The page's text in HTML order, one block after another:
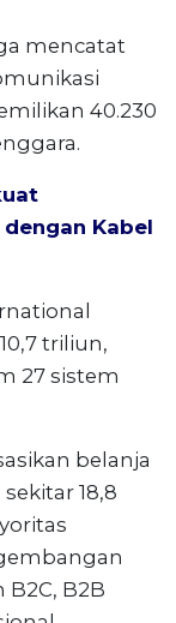
mencatat
40.230
Kabel
triliun,
27 sistem
belanja
18,8
B2B